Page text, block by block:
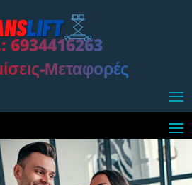
6934416263
Μεταφορές